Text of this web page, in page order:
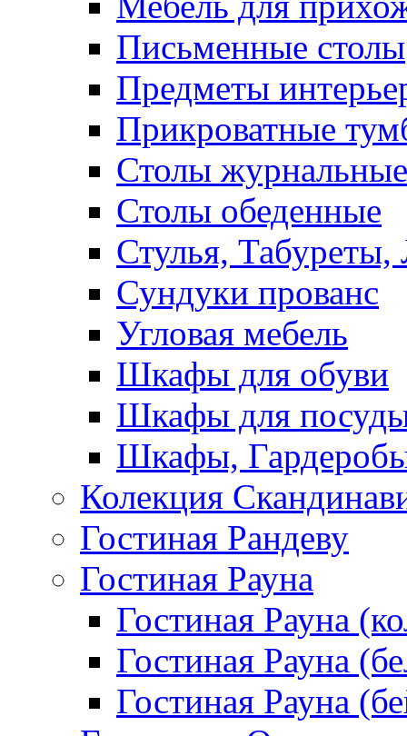
Письменные столы
Предметы
Прикроватные
Столы журнальные
Столы обеденные
Стулья, Табуреты,
Сундуки прованс
Угловая мебель
Шкафы для обуви
Шкафы для
Шкафы,
Колекция
Гостиная Рандеву
Гостиная Рауна
Гостиная Рауна
Гостиная Рауна
Гостиная Рауна